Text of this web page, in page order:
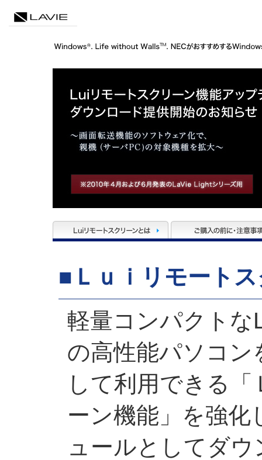
■Ｌｕｉリモート
軽量コンパクトな
の高性能パソコン
して利用できる
ーン機能」を強
ュールとしてダ